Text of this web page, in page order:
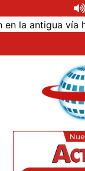
vía hacia